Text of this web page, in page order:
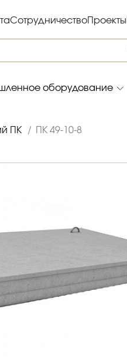
СотрудничествоПроекты
оборудование
ПК / ПК 49-10-8